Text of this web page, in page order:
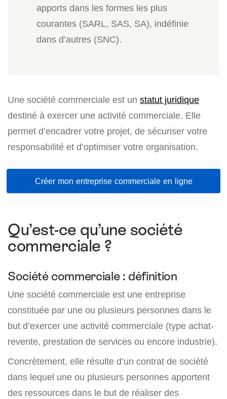
apports dans les formes les plus
courantes (SARL, SAS, SA), indéfinie
dans d’autres (SNC).
Une société commerciale est un statut juridique
destiné à exercer une activité commerciale. Elle
permet d’encadrer votre projet, de sécuriser votre
responsabilité et d’optimiser votre organisation.
Créer mon entreprise commerciale en ligne
Qu’est-ce qu’une société
commerciale ?
Société commerciale : définition
Une société commerciale est une entreprise
constituée par une ou plusieurs personnes dans le
but d’exercer une activité commerciale (type achat-
revente, prestation de services ou encore industrie).
Concrètement, elle résulte d’un contrat de société
dans lequel une ou plusieurs personnes apportent
des ressources dans le but de réaliser des